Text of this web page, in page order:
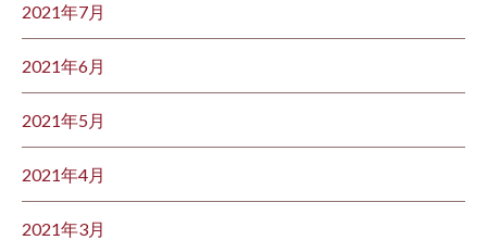
2021年7月
2021年6月
2021年5月
2021年4月
2021年3月